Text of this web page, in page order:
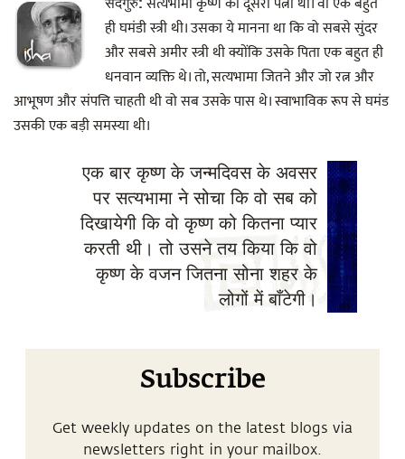
ही घमंडी स्त्री थी। उसका ये मानना था कि वो सबसे सुंदर
और सबसे अमीर स्त्री थी क्योंकि उसके पिता एक बहुत ही
धनवान व्यक्ति थे। तो, सत्यभामा जितने और जो रत्न और
आभूषण और संपत्ति चाहती थी वो सब उसके पास थे। स्वाभाविक रूप से घमंड
उसकी एक बड़ी समस्या थी।
एक बार कृष्ण के जन्मदिवस के अवसर
पर सत्यभामा ने सोचा कि वो सब को
दिखायेगी कि वो कृष्ण को कितना प्यार
करती थी। तो उसने तय किया कि वो
कृष्ण के वजन जितना सोना शहर के
लोगों में बाँटेगी।
Subscribe
Get weekly updates on the latest blogs via
newsletters right in your mailbox.